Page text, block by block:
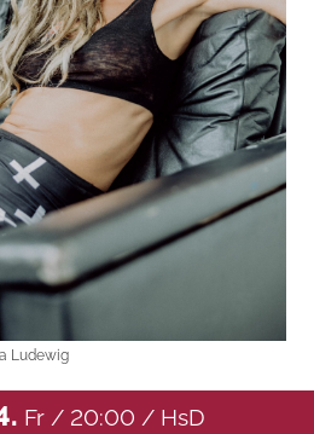
Ludewig
Fr / 20:00 / HsD